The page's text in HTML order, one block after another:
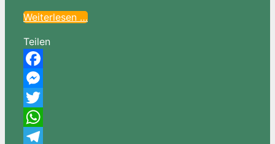
Weiterlesen …
Teilen
Facebook
Messenger
Twitter
WhatsApp